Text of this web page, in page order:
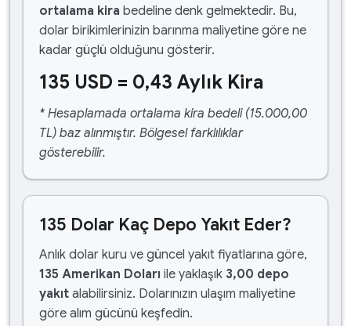
ortalama kira bedeline denk gelmektedir. Bu,
dolar birikimlerinizin barınma maliyetine göre ne
kadar güçlü olduğunu gösterir.
135 USD = 0,43 Aylık Kira
* Hesaplamada ortalama kira bedeli (15.000,00
TL) baz alınmıştır. Bölgesel farklılıklar
gösterebilir.
135 Dolar Kaç Depo Yakıt Eder?
Anlık dolar kuru ve güncel yakıt fiyatlarına göre,
135 Amerikan Doları ile yaklaşık 3,00 depo
yakıt alabilirsiniz. Dolarınızın ulaşım maliyetine
göre alım gücünü keşfedin.